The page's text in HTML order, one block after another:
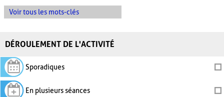
Voir tous les mots-clés
DÉROULEMENT DE L'ACTIVITÉ
Sporadiques
En plusieurs séances